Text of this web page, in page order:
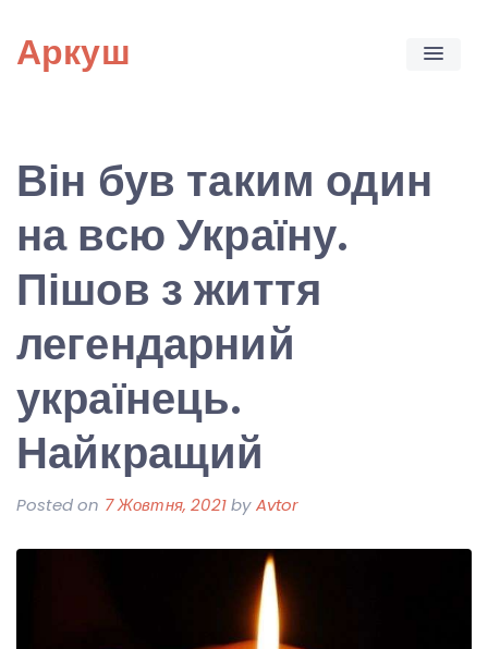
content
Аркуш
Він був таким один
на всю Україну.
Пішов з життя
легендарний
українець.
Найкращий
Posted on 7 Жовтня, 2021byAvtor